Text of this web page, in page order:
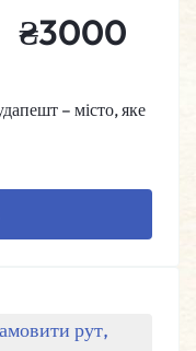
₴3000
– місто, яке